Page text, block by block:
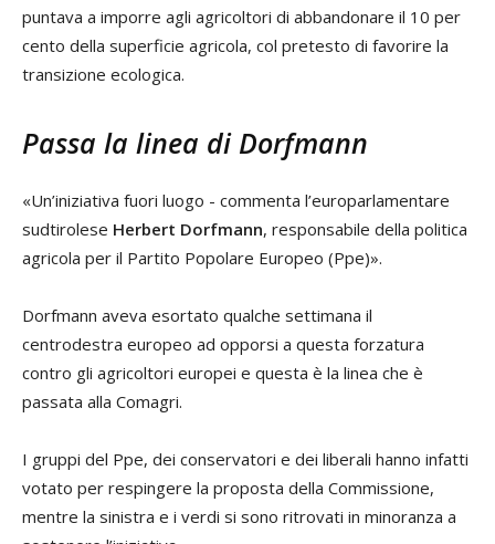
puntava a imporre agli agricoltori di abbandonare il 10 per
cento della superficie agricola, col pretesto di favorire la
transizione ecologica.
Passa la linea di Dorfmann
«Un’iniziativa fuori luogo - commenta l’europarlamentare
sudtirolese Herbert Dorfmann, responsabile della politica
agricola per il Partito Popolare Europeo (Ppe)».
Dorfmann aveva esortato qualche settimana il
centrodestra europeo ad opporsi a questa forzatura
contro gli agricoltori europei e questa è la linea che è
passata alla Comagri.
I gruppi del Ppe, dei conservatori e dei liberali hanno infatti
votato per respingere la proposta della Commissione,
mentre la sinistra e i verdi si sono ritrovati in minoranza a